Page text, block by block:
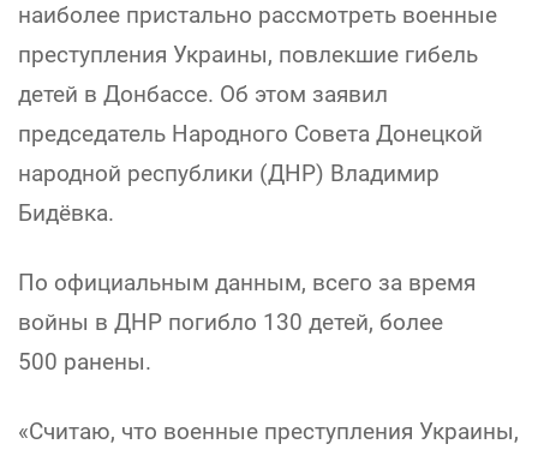
наиболее пристально рассмотреть военные
преступления Украины, повлекшие гибель
детей в Донбассе. Об этом заявил
председатель Народного Совета Донецкой
народной республики (ДНР) Владимир
Бидёвка.
По официальным данным, всего за время
войны в ДНР погибло 130 детей, более
500 ранены.
«Считаю, что военные преступления Украины,